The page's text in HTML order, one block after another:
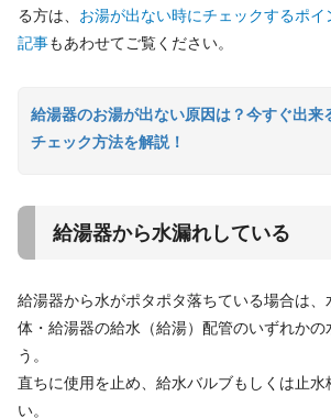
る方は、 お湯が出ない時にチェックするポ
記事もあわせてご覧ください。
給湯器のお湯が出ない原因は？今すぐ出来
チェック方法を解説！
給湯器から水漏れしている
給湯器から水がポタポタ落ちている場合は
体・給湯器の給水（給湯）配管のいずれかの
う。
直ちに使用を止め、給水バルブもしくは止水
い。